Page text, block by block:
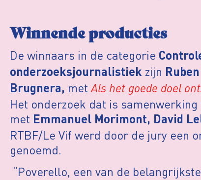
Winnende producties
De winnaars in de categorie
onderzoeksjournalistiek zijn
Brugnera, met Als het goede doel
Het onderzoek dat is
met Emmanuel Morimont, David
RTBF/Le Vif werd door de jury een
genoemd.
“Poverello, een van de